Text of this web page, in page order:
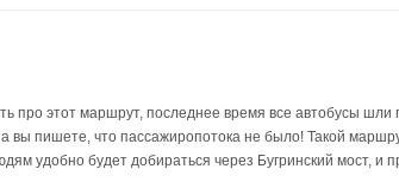
про этот маршрут, последнее время все автобусы
вы пишете, что пассажиропотока не было! Такой
удобно будет добираться через Бугринский мост, и